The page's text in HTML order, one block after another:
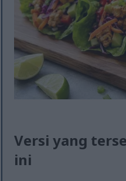
Versi yang
ini